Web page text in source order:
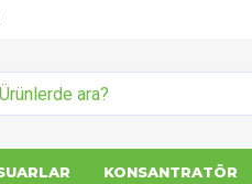
KONSANTRATÖR